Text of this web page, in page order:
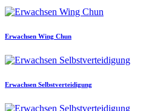
Erwachsen Wing Chun
Erwachsen Selbstverteidigung